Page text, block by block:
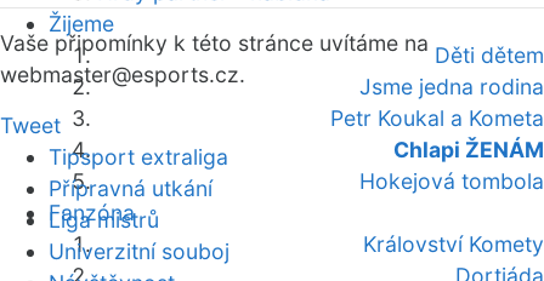
Žijeme
Děti dětem
Jsme jedna rodina
Petr Koukal a Kometa
Chlapi ŽENÁM
Hokejová tombola
Fanzóna
Království Komety
Dortiáda
Vaše připomínky k této stránce uvítáme na
webmaster@esports.cz.
Tweet
Tipsport extraliga
Přípravná utkání
Liga mistrů
Univerzitní souboj